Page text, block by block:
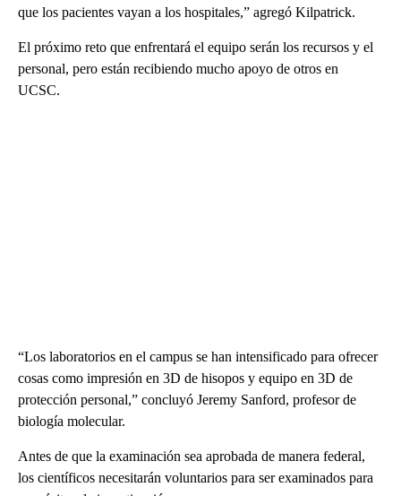
que los pacientes vayan a los hospitales,” agregó Kilpatrick.
El próximo reto que enfrentará el equipo serán los recursos y el
personal, pero están recibiendo mucho apoyo de otros en
UCSC.
“Los laboratorios en el campus se han intensificado para ofrecer
cosas como impresión en 3D de hisopos y equipo en 3D de
protección personal,” concluyó Jeremy Sanford, profesor de
biología molecular.
Antes de que la examinación sea aprobada de manera federal,
los científicos necesitarán voluntarios para ser examinados para